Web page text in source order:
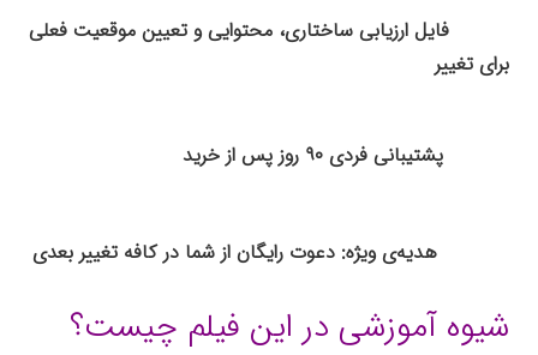
فایل ارزیابی ساختاری، محتوایی و تعیین موقعیت فعلی
برای تغییر
پشتیبانی فردی ۹۰ روز پس از خرید
هدیه‌ی ویژه: دعوت رایگان از شما در کافه تغییر بعدی
شیوه آموزشی در این فیلم چیست؟